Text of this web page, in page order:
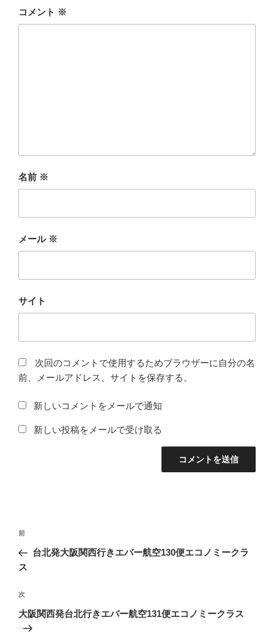
コメント ※
名前 ※
メール ※
サイト
次回のコメントで使用するためブラウザーに自分の名
前、メールアドレス、サイトを保存する。
新しいコメントをメールで通知
新しい投稿をメールで受け取る
投
ナ
ゲ
ー
シ
前
の
投
前
台北発大阪関西行きエバー航空130便エコノミークラ
ス
次
の
次
大阪関西発台北行きエバー航空131便エコノミークラス